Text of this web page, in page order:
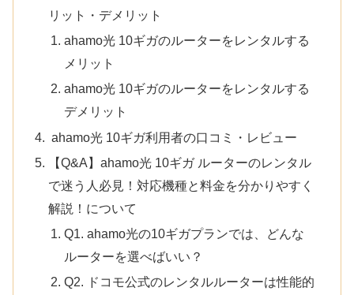
リット・デメリット
ahamo光 10ギガのルーターをレンタルする
メリット
ahamo光 10ギガのルーターをレンタルする
デメリット
ahamo光 10ギガ利用者の口コミ・レビュー
【Q&A】ahamo光 10ギガ ルーターのレンタル
で迷う人必見！対応機種と料金を分かりやすく
解説！について
Q1. ahamo光の10ギガプランでは、どんな
ルーターを選べばいい？
Q2. ドコモ公式のレンタルルーターは性能的